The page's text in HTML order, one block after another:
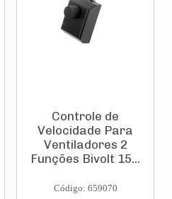
Controle de
Velocidade Para
Ventiladores 2
Funções Bivolt 15...
Código: 659070